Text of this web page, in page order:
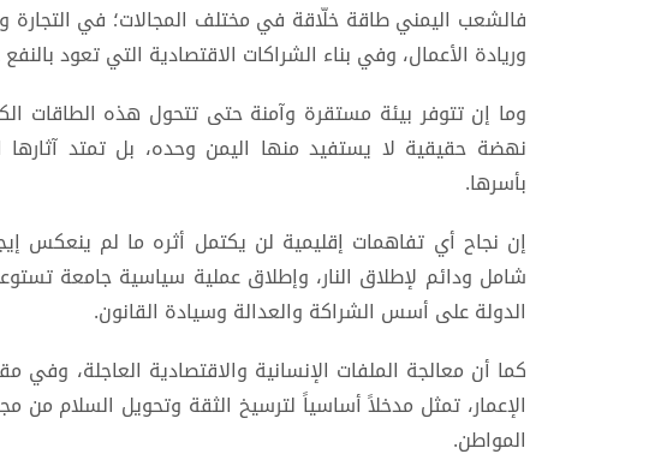
فالشعب اليمني طاقة خلّاقة في مختلف المجالات؛ في التجارة
وريادة الأعمال، وفي بناء الشراكات الاقتصادية التي تعود
وما إن تتوفر بيئة مستقرة وآمنة حتى تتحول هذه الطاقات
نهضة حقيقية لا يستفيد منها اليمن وحده، بل تمتد آثارها
بأسرها.
إن نجاح أي تفاهمات إقليمية لن يكتمل أثره ما لم ينعكس
شامل ودائم لإطلاق النار، وإطلاق عملية سياسية جامعة
الدولة على أسس الشراكة والعدالة وسيادة القانون.
كما أن معالجة الملفات الإنسانية والاقتصادية العاجلة،
الإعمار، تمثل مدخلاً أساسياً لترسيخ الثقة وتحويل السلام
المواطن.